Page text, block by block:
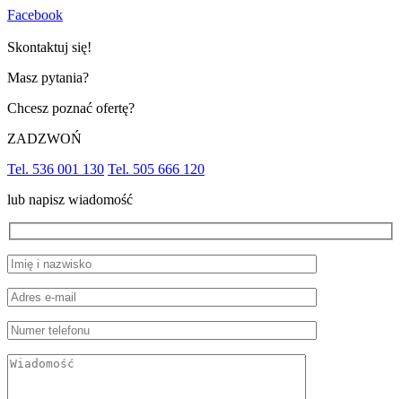
Facebook
Skontaktuj się!
Masz pytania?
Chcesz poznać ofertę?
ZADZWOŃ
Tel. 536 001 130 Tel. 505 666 120
lub napisz wiadomość